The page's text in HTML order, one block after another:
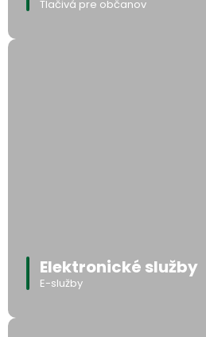
Tlačivá pre občanov
Elektronické služby
E-služby